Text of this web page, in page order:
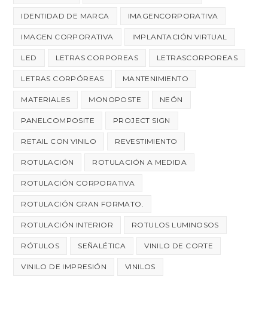
IDENTIDAD DE MARCA IMAGENCORPORATIVA
IMAGEN CORPORATIVA IMPLANTACIÓN VIRTUAL
LED LETRAS CORPOREAS LETRASCORPOREAS
LETRAS CORPÓREAS MANTENIMIENTO
MATERIALES MONOPOSTE NEÓN
PANELCOMPOSITE PROJECT SIGN
RETAIL CON VINILO REVESTIMIENTO
ROTULACIÓN ROTULACIÓN A MEDIDA
ROTULACIÓN CORPORATIVA
ROTULACIÓN GRAN FORMATO.
ROTULACIÓN INTERIOR ROTULOS LUMINOSOS
RÓTULOS SEÑALÉTICA VINILO DE CORTE
VINILO DE IMPRESIÓN VINILOS